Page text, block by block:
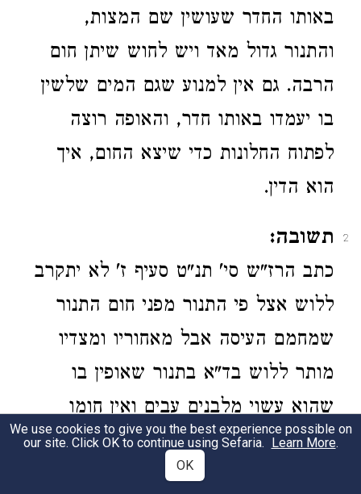
באותו החדר שעושין שם המצות,
והתנור גדול מאד ויש לחוש שיתן חום
הרבה. גם אין למנוע שגם המים שלשין
בו יעמדו באותו חדר, והאופה רוצה
לפתוח החלונות כדי שיצא החום, איך
הוא הדין.
2
תשובה:
כתב הרז"ש סי' תנ"ט סעיף ז' לא יתקרב
ללוש אצל פי התנור מפני חום התנור
שמחמם העיסה אבל מאחוריו ומצדיו
מותר ללוש בד"א בתנור שאופין בו
שהוא עשוי מלבנים עבים ואין חומו
שולט חוץ לדפנותיו אבל תנור בית
החורף שהוסק אין ללוש בסמוך לו מכל
We use cookies to give you the best experience possible on
our site. Click OK to continue using Sefaria. Learn More.
OK